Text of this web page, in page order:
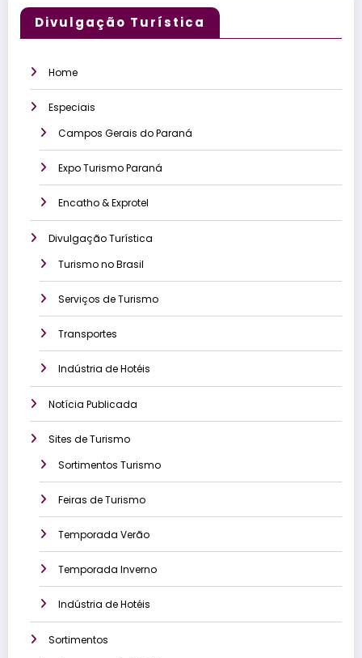
Divulgação Turística
Home
Especiais
Campos Gerais do Paraná
Expo Turismo Paraná
Encatho & Exprotel
Divulgação Turística
Turismo no Brasil
Serviços de Turismo
Transportes
Indústria de Hotéis
Notícia Publicada
Sites de Turismo
Sortimentos Turismo
Feiras de Turismo
Temporada Verão
Temporada Inverno
Indústria de Hotéis
Sortimentos